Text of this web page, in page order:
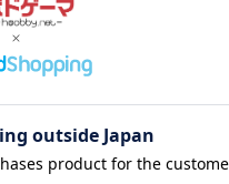
考
件によって氷山を積み上げて
リノ×UNO」そんなゆらゆら
にも共通して言える部分として
いです。裏にした山札がその